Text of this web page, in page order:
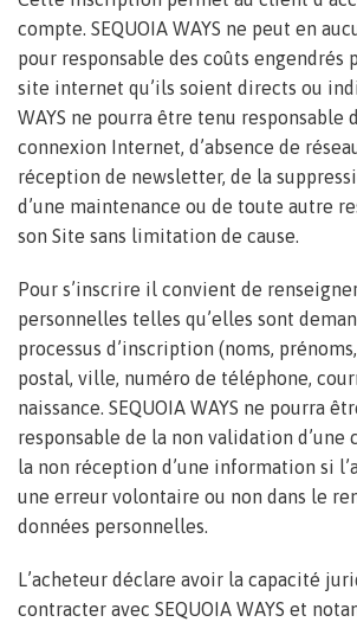
compte. SEQUOIA WAYS ne peut en
pour responsable des coûts engendrés
site internet qu’ils soient directs ou
WAYS ne pourra être tenu responsable
connexion Internet, d’absence de
réception de newsletter, de la
d’une maintenance ou de toute autre
son Site sans limitation de cause.
Pour s’inscrire il convient de
personnelles telles qu’elles sont
processus d’inscription (noms,
postal, ville, numéro de téléphone,
naissance. SEQUOIA WAYS ne pourra
responsable de la non validation d’une
la non réception d’une information si
une erreur volontaire ou non dans le
données personnelles.
L’acheteur déclare avoir la capacité
contracter avec SEQUOIA WAYS et